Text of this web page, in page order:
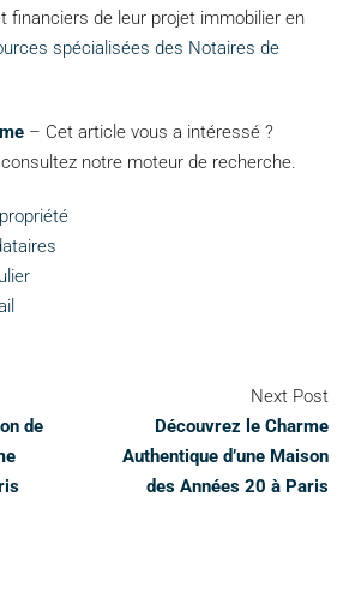
financiers de leur projet immobilier en
spécialisées des Notaires de
– Cet article vous a intéressé ?
notre moteur de recherche.
de
Next Post
Découvrez le Charme
Authentique d’une Maison
des Années 20 à Paris